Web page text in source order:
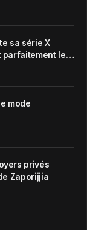
sa série X
parfaitement le
de la marque
mode
privés
Zaporijjia